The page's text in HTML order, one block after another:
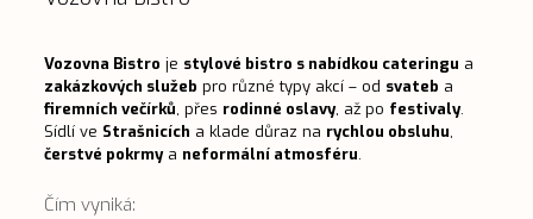
Vozovna Bistro je stylové bistro s nabídkou cateringu a
zakázkových služeb pro různé typy akcí – od svateb a
firemních večírků, přes rodinné oslavy, až po festivaly.
Sídlí ve Strašnicích a klade důraz na rychlou obsluhu,
čerstvé pokrmya neformální atmosféru.
Čím vyniká: